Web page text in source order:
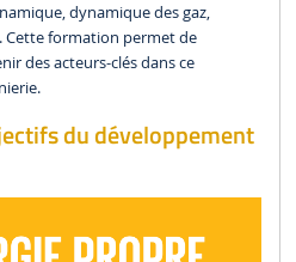
dynamique des gaz,
Cette formation permet de
des acteurs-clés dans ce
du développement